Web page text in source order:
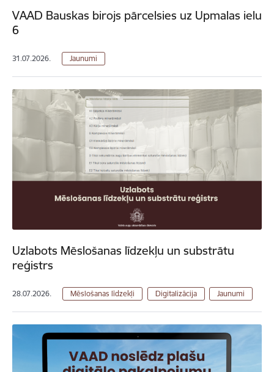
VAAD Bauskas birojs pārcelsies uz Upmalas ielu
6
31.07.2026. Jaunumi
Uzlabots Mēslošanas līdzekļu un substrātu
reģistrs
28.07.2026. Mēslošanas līdzekļi Digitalizācija Jaunumi